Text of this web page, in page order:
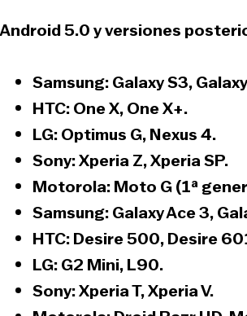
Android 5.0 y versiones
Samsung: Galaxy S3,
HTC: One X, One X+.
LG: Optimus G, Nexus 4.
Sony: Xperia Z, Xperia SP.
Motorola: Moto G (1ª
Samsung: Galaxy Ace 3,
HTC: Desire 500, Desire
LG: G2 Mini, L90.
Sony: Xperia T, Xperia V.